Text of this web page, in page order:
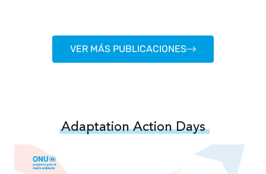
VER MÁS PUBLICACIONES
Adaptation Action Days